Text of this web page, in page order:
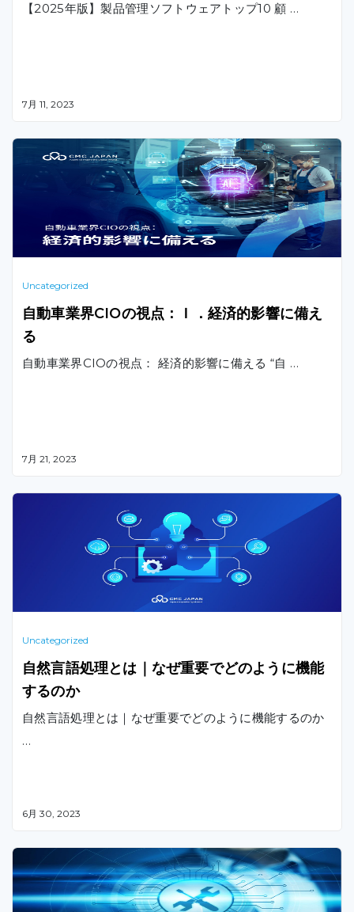
【2025年版】製品管理ソフトウェアトップ10 顧 …
7月 11, 2023
Uncategorized
自動車業界CIOの視点：Ｉ．経済的影響に備え
る
自動車業界CIOの視点： 経済的影響に備える “自 …
7月 21, 2023
Uncategorized
自然言語処理とは｜なぜ重要でどのように機能
するのか
自然言語処理とは｜なぜ重要でどのように機能するのか
…
6月 30, 2023